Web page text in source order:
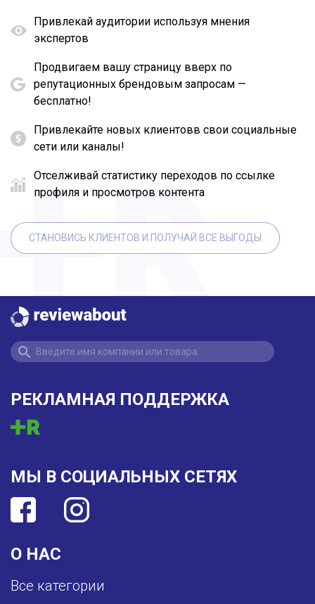
Привлекай аудитории используя мнения
экспертов
Продвигаем вашу страницу вверх по
репутационных брендовым запросам —
бесплатно!
Привлекайте новых клиентовв свои социальные
сети или каналы!
Отселживай статистику переходов по ссылке
профиля и просмотров контента
СТАНОВИСЬ КЛИЕНТОВ И ПОЛУЧАЙ ВСЕ ВЫГОДЫ
О НАС
Все категории
РЕКЛАМНАЯ ПОДДЕРЖКА
МЫ В СОЦИАЛЬНЫХ СЕТЯХ